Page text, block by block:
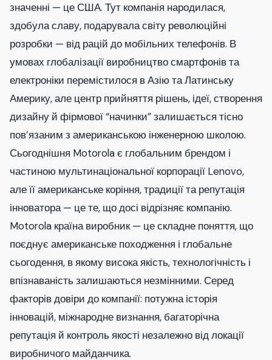
значенні — це США. Тут компанія народилася,
здобула славу, подарувала світу революційні
розробки — від рацій до мобільних телефонів. В
умовах глобалізації виробництво смартфонів та
електроніки перемістилося в Азію та Латинську
Америку, але центр прийняття рішень, ідеї, створення
дизайну й фірмової “начинки” залишається тісно
пов’язаним з американською інженерною школою.
Сьогоднішня Motorola є глобальним брендом і
частиною мультинаціональної корпорації Lenovo,
але її американське коріння, традиції та репутація
інноватора — це те, що досі відрізняє компанію.
Motorola країна виробник — це складне поняття, що
поєднує американське походження і глобальне
сьогодення, в якому висока якість, технологічність і
впізнаваність залишаються незмінними. Серед
факторів довіри до компанії: потужна історія
інновацій, міжнародне визнання, багаторічна
репутація й контроль якості незалежно від локації
виробничого майданчика.